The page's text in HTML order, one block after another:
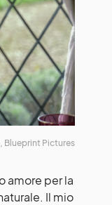
Blueprint Pictures
amore per la
Il mio